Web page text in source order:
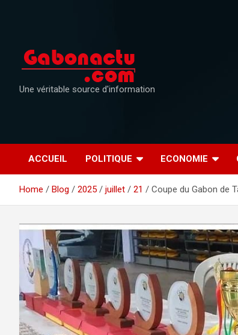
Une véritable source d'information
ACCUEIL POLITIQUE ECONOMIE
Home Blog 2025 juillet 21 Coupe du Gabon de